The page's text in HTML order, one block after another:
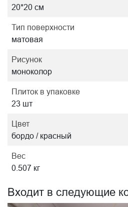
20*20 см
Тип поверхности
матовая
Рисунок
моноколор
Плиток в упаковке
23 шт
Цвет
бордо / красный
Вес
0.507 кг
Входит в следующие